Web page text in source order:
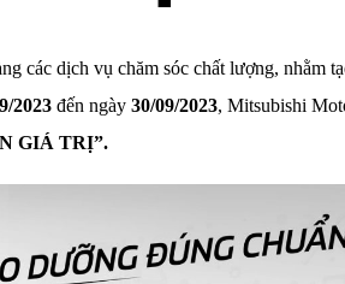
các dịch vụ chăm sóc chất lượng, nhằm
2023đến ngày 30/09/2023, Mitsubishi
GIÁ TRỊ”.